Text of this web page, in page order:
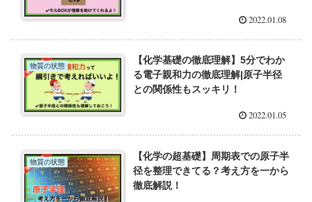
2022.01.08
物質の状態
【化学基礎の徹底理解】5分でわか
る電子親和力の徹底理解|原子半径
との関係性もスッキリ！
2022.01.05
物質の状態
【化学の超基礎】周期表での原子半
径を整理できてる？考え方を一から
徹底解説！